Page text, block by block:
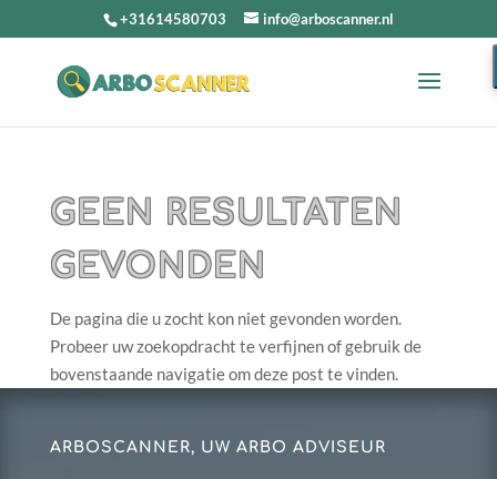
+31614580703 info@arboscanner.nl
GEEN RESULTATEN
GEVONDEN
De pagina die u zocht kon niet gevonden worden.
Probeer uw zoekopdracht te verfijnen of gebruik de
bovenstaande navigatie om deze post te vinden.
ARBOSCANNER, UW ARBO ADVISEUR